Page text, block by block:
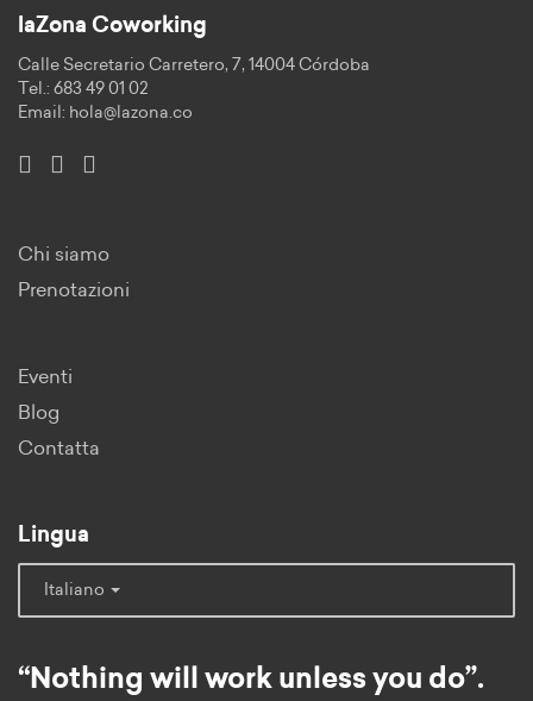
laZona Coworking
Calle Secretario Carretero, 7, 14004 Córdoba
Tel.: 683 49 01 02
Email: hola@lazona.co
Chi siamo
Prenotazioni
Eventi
Blog
Contatta
Lingua
Italiano
“Nothing will work unless you do”.